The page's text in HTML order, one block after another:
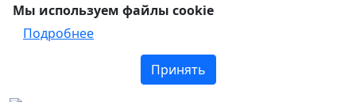
Мы используем файлы cookie
Подробнее
Принять